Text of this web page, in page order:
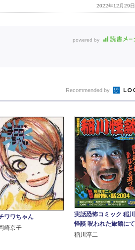
2022年12月29日
powered by
Recommended by
ワワちゃん
崎京子
実話恐怖コミック 稲川
怪談 呪われた旅館にて
稲川淳二